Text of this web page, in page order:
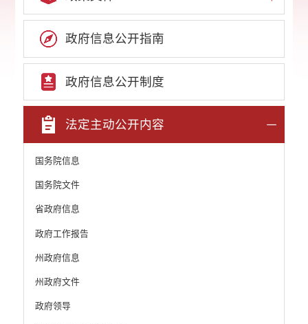
政府信息公开指南
政府信息公开制度
法定主动公开内容
国务院信息
国务院文件
省政府信息
政府工作报告
州政府信息
州政府文件
政府领导